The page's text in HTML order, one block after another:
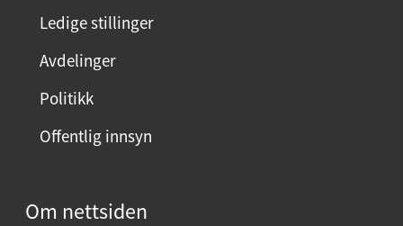
V
Ledige stillinger
Avdelinger
Politikk
Offentlig innsyn
Om nettsiden